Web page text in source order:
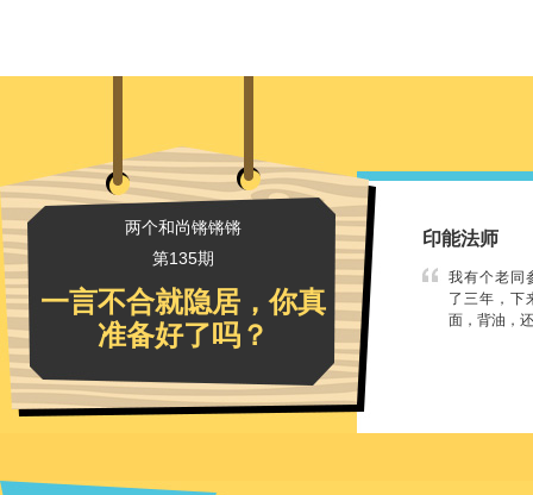
两个和尚锵锵锵
第135期
一言不合就隐居，你真
准备好了吗？
印能法师
我有个老同
了三年，下
面，背油，